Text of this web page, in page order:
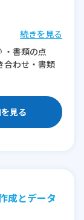
続きを見る
書類の点
わせ・書類
見る
成とデータ